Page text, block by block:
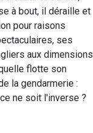
à bout, il déraille et
pour raisons
ses
aux dimensions
flotte son
la gendarmerie :
ne soit l'inverse ?